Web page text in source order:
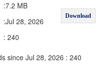
Download
:7.2 MB
:Jul 28, 2026
: 240
since Jul 28, 2026 : 240